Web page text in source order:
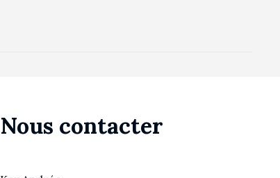
Nous contacter